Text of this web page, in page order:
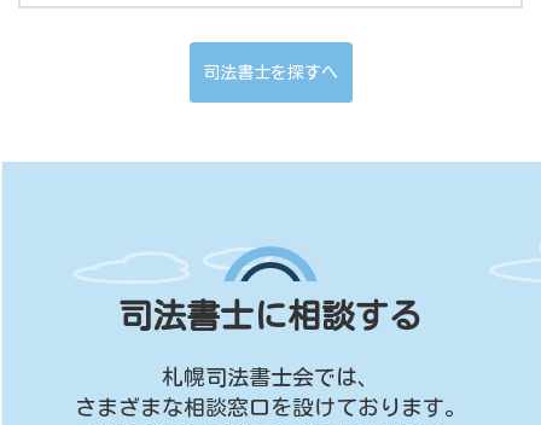
司法書士を探すへ
司法書士に相談する
札幌司法書士会では、
さまざまな相談窓口を設けております。